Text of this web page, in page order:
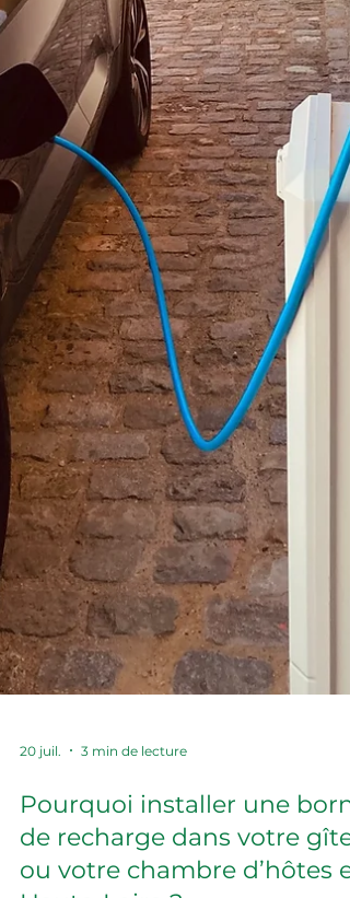
20 juil. 3 min de lecture
Pourquoi installer une
de recharge dans votre gîte